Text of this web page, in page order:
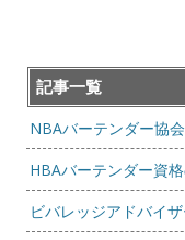
記事一覧
NBAバーテンダー協
HBAバーテンダー資
ビバレッジアドバイ